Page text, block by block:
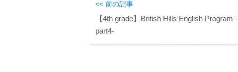
<< 前の記事
【4th grade】British Hills English Program -
part4-